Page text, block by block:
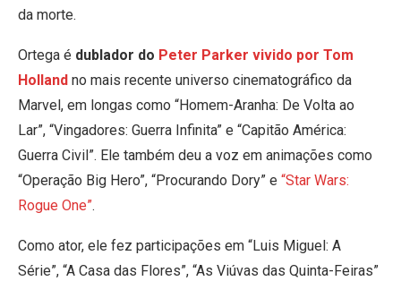
da morte.
Ortega é dublador do Peter Parker vivido por Tom
Holland no mais recente universo cinematográfico da
Marvel, em longas como “Homem-Aranha: De Volta ao
Lar”, “Vingadores: Guerra Infinita” e “Capitão América:
Guerra Civil”. Ele também deu a voz em animações como
“Operação Big Hero”, “Procurando Dory” e “Star Wars:
Rogue One”.
Como ator, ele fez participações em “Luis Miguel: A
Série”, “A Casa das Flores”, “As Viúvas das Quinta-Feiras”